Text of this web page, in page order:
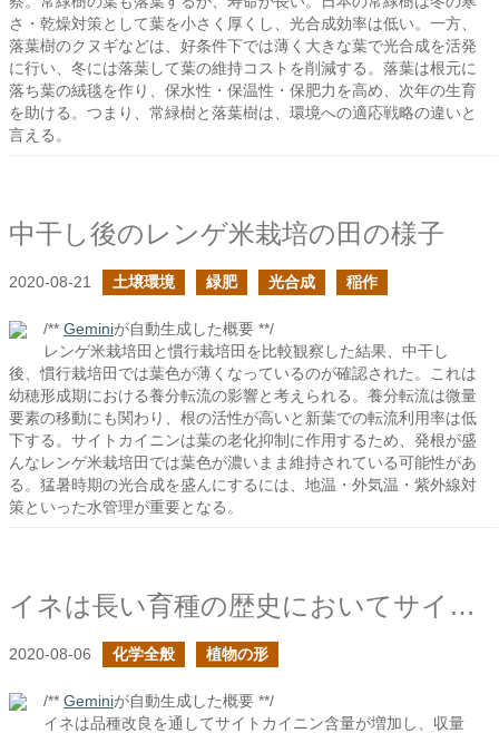
さ・乾燥対策として葉を小さく厚くし、光合成効率は低い。一方、
落葉樹のクヌギなどは、好条件下では薄く大きな葉で光合成を活発
に行い、冬には落葉して葉の維持コストを削減する。落葉は根元に
落ち葉の絨毯を作り、保水性・保温性・保肥力を高め、次年の生育
を助ける。つまり、常緑樹と落葉樹は、環境への適応戦略の違いと
言える。
中干し後のレンゲ米栽培の田の様子
2020-08-21 土壌環境 緑肥 光合成 稲作
/** Geminiが自動生成した概要 **/
レンゲ米栽培田と慣行栽培田を比較観察した結果、中干し
後、慣行栽培田では葉色が薄くなっているのが確認された。これは
幼穂形成期における養分転流の影響と考えられる。養分転流は微量
要素の移動にも関わり、根の活性が高いと新葉での転流利用率は低
下する。サイトカイニンは葉の老化抑制に作用するため、発根が盛
んなレンゲ米栽培田では葉色が濃いまま維持されている可能性があ
る。猛暑時期の光合成を盛んにするには、地温・外気温・紫外線対
策といった水管理が重要となる。
イネは長い育種の歴史においてサイトカイニン含量が増えた
2020-08-06 化学全般 植物の形
/** Geminiが自動生成した概要 **/
イネは品種改良を通してサイトカイニン含量が増加し、収量